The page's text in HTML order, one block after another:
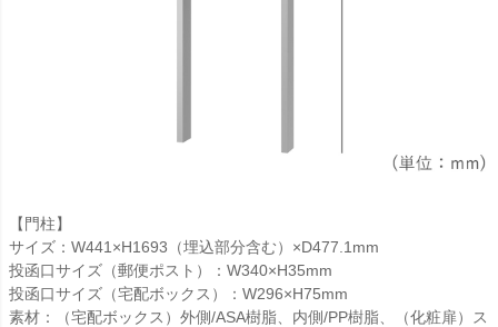
【門柱】
サイズ：W441×H1693（埋込部分含む）×D477.1mm
投函口サイズ（郵便ポスト）：W340×H35mm
投函口サイズ（宅配ボックス）：W296×H75mm
素材：（宅配ボックス）外側/ASA樹脂、内側/PP樹脂、（化粧扉）ス